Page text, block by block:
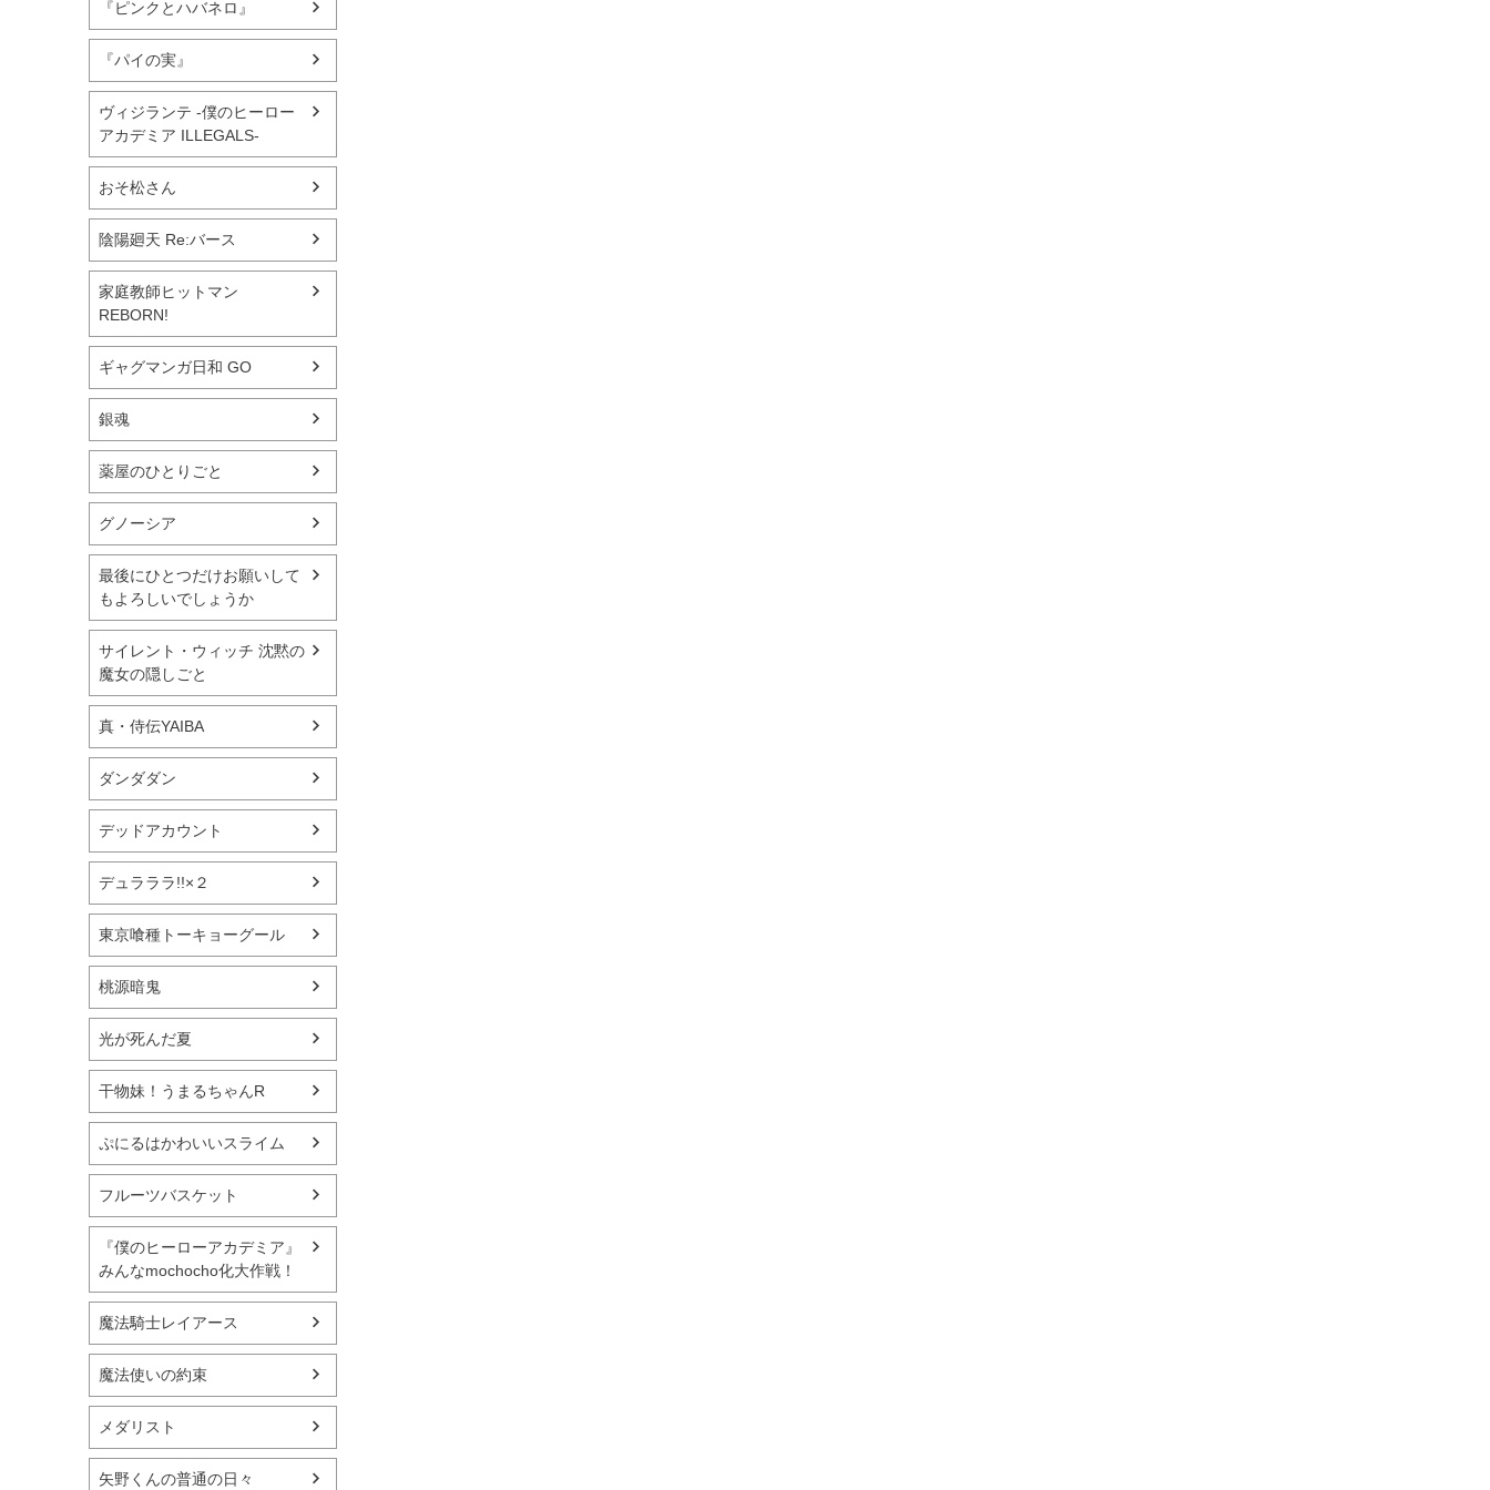
『ピンクとハバネロ』
『パイの実』
ヴィジランテ -僕のヒーロー
アカデミア ILLEGALS-
おそ松さん
陰陽廻天 Re:バース
家庭教師ヒットマン
REBORN!
ギャグマンガ日和 GO
銀魂
薬屋のひとりごと
グノーシア
最後にひとつだけお願いして
もよろしいでしょうか
サイレント・ウィッチ 沈黙の
魔女の隠しごと
真・侍伝YAIBA
ダンダダン
デッドアカウント
デュラララ!!×２
東京喰種トーキョーグール
桃源暗鬼
光が死んだ夏
干物妹！うまるちゃんR
ぷにるはかわいいスライム
フルーツバスケット
『僕のヒーローアカデミア』
みんなmochocho化大作戦！
魔法騎士レイアース
魔法使いの約束
メダリスト
矢野くんの普通の日々